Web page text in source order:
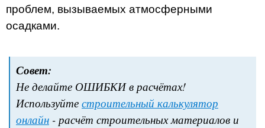
проблем, вызываемых атмосферными
осадками.
Совет:
Не делайте ОШИБКИ в расчётах!
Используйте строительный калькулятор
онлайн - расчёт строительных материалов и